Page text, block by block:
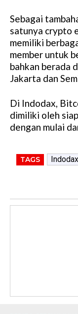
Sebagai
satunya crypto
memiliki
member untuk
bahkan berada
Jakarta dan
Di Indodax,
dimiliki oleh
dengan mulai
TAGS Indodax